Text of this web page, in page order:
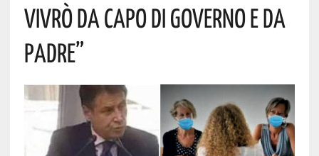
Vivrò Da Capo Di Governo E Da
Padre”